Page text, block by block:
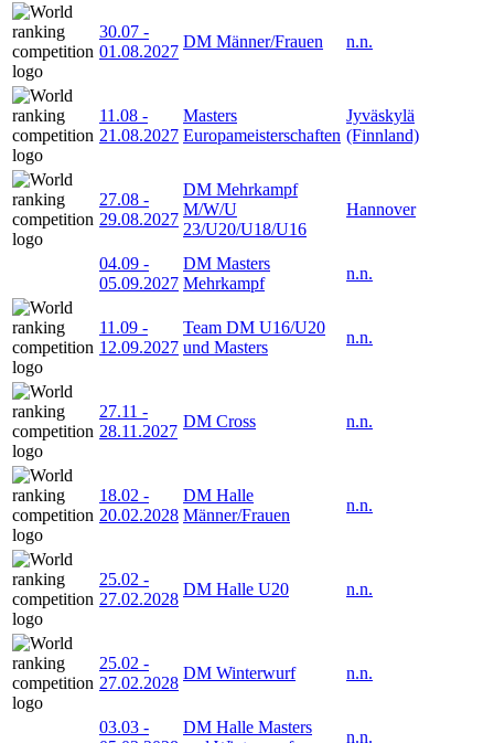
30.07 -
01.08.2027
DM Männer/Frauen n.n.
11.08 -
21.08.2027
Masters
Europameisterschaften
Jyväskylä
(Finnland)
27.08 -
29.08.2027
DM Mehrkampf
M/W/U
23/U20/U18/U16
Hannover
04.09 -
05.09.2027
DM Masters
Mehrkampf
n.n.
11.09 -
12.09.2027
Team DM U16/U20
und Masters
n.n.
27.11 -
28.11.2027
DM Cross n.n.
18.02 -
20.02.2028
DM Halle
Männer/Frauen
n.n.
25.02 -
27.02.2028
DM Halle U20 n.n.
25.02 -
27.02.2028
DM Winterwurf n.n.
03.03 -
DM Halle Masters
n.n.